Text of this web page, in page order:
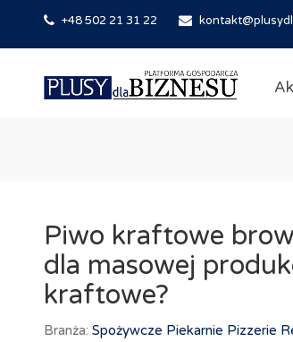
+48 502 21 31 22
Piwo kraftowe
dla masowej
kraftowe?
Branża: Spożywcze Piekarnie Pizzerie